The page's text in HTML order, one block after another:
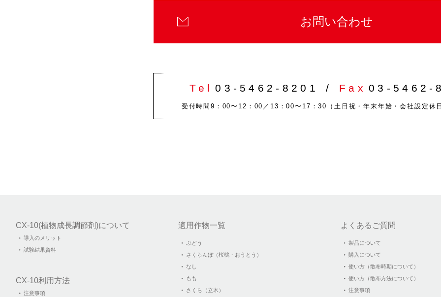
お問い合わせ
Tel 03-5462-8201 Fax 03-5462-
受付時間9：00〜12：00／13：00〜17：30 （土日祝・年末年始・会社設定休
CX-10(植物成⻑調節剤)について
導入のメリット
試験結果資料
CX-10利用方法
注意事項
適用作物一覧
ぶどう
さくらんぼ（桜桃・おうとう）
なし
もも
さくら（立木）
よくあるご質問
製品について
購入について
使い方（散布時期について）
使い方（散布方法について）
注意事項